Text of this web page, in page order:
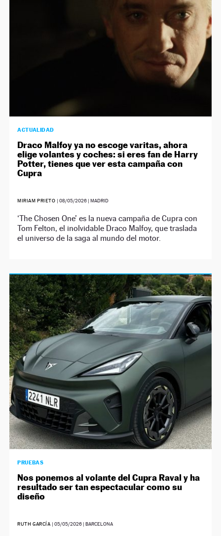
ACTUALIDAD
Draco Malfoy ya no escoge varitas, ahora
elige volantes y coches: si eres fan de Harry
Potter, tienes que ver esta campaña con
Cupra
MIRIAM PRIETO |08/05/2026 | MADRID
‘The Chosen One’ es la nueva campaña de Cupra con
Tom Felton, el inolvidable Draco Malfoy, que traslada
el universo de la saga al mundo del motor.
PRUEBAS
Nos ponemos al volante del Cupra Raval y ha
resultado ser tan espectacular como su
diseño
RUTH GARCÍA |05/05/2026 | BARCELONA